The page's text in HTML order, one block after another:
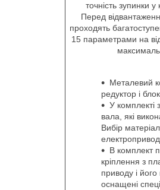
точність зупинки
Перед
проходять
15 параметрами на
Металевий
редуктор і
У комплекті
вала, які
Вибір
В комплект
кріплення з
приводу і
оснащені